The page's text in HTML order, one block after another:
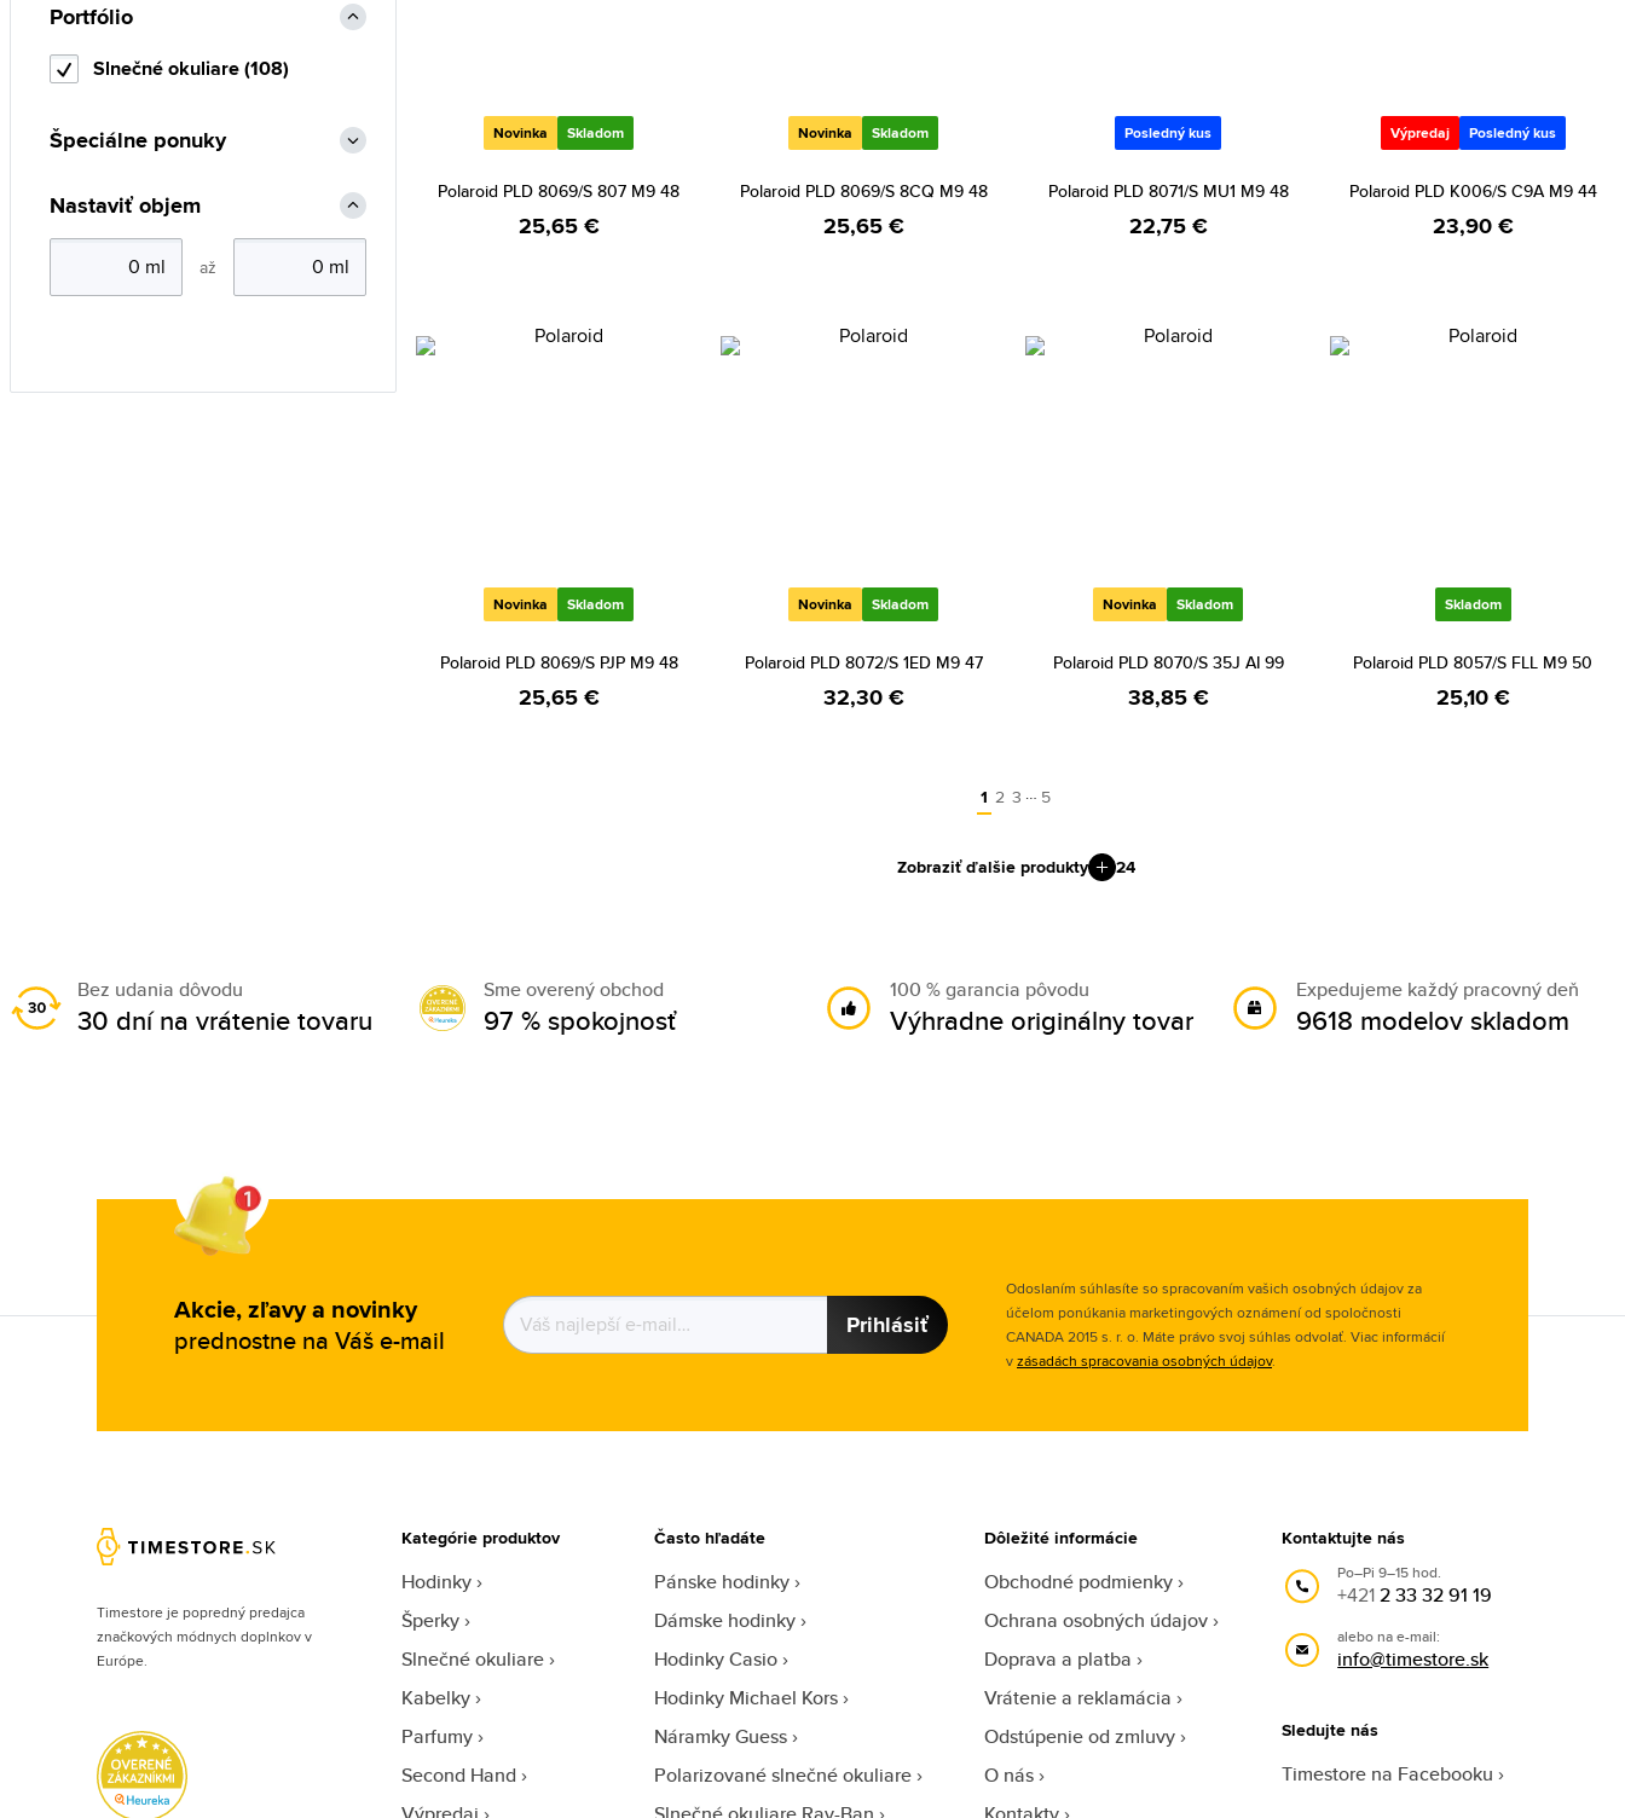
Novinka Skladom
Polaroid PLD 8069/S 807 M9 48
25,65 €
Novinka Skladom
Polaroid PLD 8069/S 8CQ M9 48
25,65 €
Posledný kus
Polaroid PLD 8071/S MU1 M9 48
22,75 €
Výpredaj Posledný kus
Polaroid PLD K006/S C9A M9 44
23,90 €
Novinka Skladom
Polaroid PLD 8069/S PJP M9 48
25,65 €
Novinka Skladom
Polaroid PLD 8072/S 1ED M9 47
32,30 €
Novinka Skladom
Polaroid PLD 8070/S 35J AI 99
38,85 €
Skladom
Polaroid PLD 8057/S FLL M9 50
25,10 €
1 2 3 … 5
Zobraziť ďalšie produkty 24
Portfólio
Slnečné okuliare (108)
Špeciálne ponuky
Nastaviť objem
až
Bez udania dôvodu
30 dní na vrátenie tovaru
Sme overený obchod
97 % spokojnosť
100 % garancia pôvodu
Výhradne originálny tovar
Expedujeme každý pracovný deň
9618 modelov skladom
Akcie, zľavy a novinky
prednostne na Váš e-mail Prihlásiť
Odoslaním súhlasíte so spracovaním vašich osobných údajov za
účelom ponúkania marketingových oznámení od spoločnosti
CANADA 2015 s. r. o. Máte právo svoj súhlas odvolať. Viac informácií
vzásadách spracovania osobných údajov.
Timestore je popredný predajca
značkových módnych doplnkov v
Európe.
Kategórie produktov
Hodinky
Šperky
Slnečné okuliare
Kabelky
Parfumy
Second Hand
Často hľadáte
Pánske hodinky
Dámske hodinky
Hodinky Casio
Hodinky Michael Kors
Náramky Guess
Polarizované slnečné okuliare
Dôležité informácie
Obchodné podmienky
Ochrana osobných údajov
Doprava a platba
Vrátenie a reklamácia
Odstúpenie od zmluvy
O nás
Kontaktujte nás
Po–Pi 9–15 hod.
+4212 33 32 91 19
alebo na e-mail:
info@timestore.sk
Sledujte nás
Timestore na Facebooku